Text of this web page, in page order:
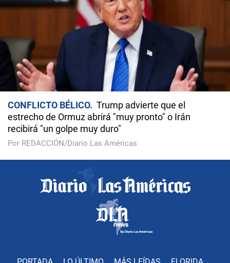
CONFLICTO BÉLICO
Trump advierte que el
estrecho de Ormuz abrirá "muy pronto" o Irán
recibirá "un golpe muy duro"
Por REDACCIÓN/Diario Las Américas